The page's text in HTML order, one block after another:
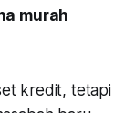
murah
kredit, tetapi